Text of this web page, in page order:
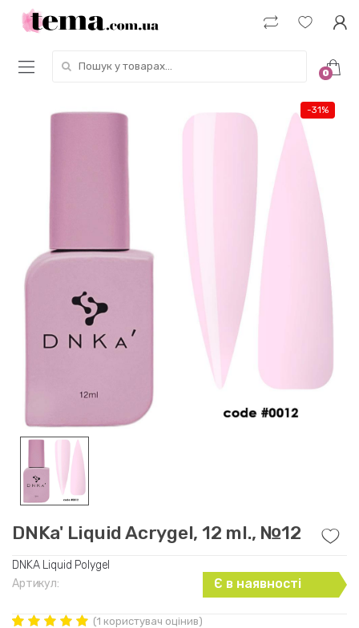
0
-31%
DNKa' Liquid Acrygel, 12 ml., №12
DNKA Liquid Polygel
Артикул:
Є в наявності
(1 користувач оцінив)